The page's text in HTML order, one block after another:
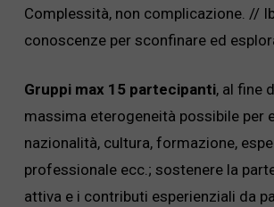
Complessità, non complicazione. //
conoscenze per sconfinare ed
Gruppi max 15 partecipanti, al fine
massima eterogeneità possibile per
nazionalità, cultura, formazione,
professionale ecc.; sostenere la
attiva e i contributi esperienziali da